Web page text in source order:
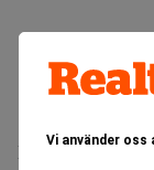
Vi använder oss
Mark Qiu, som